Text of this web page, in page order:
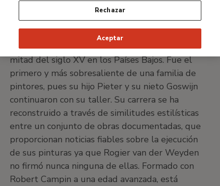
Rogier van der Weyden es, junto con Van Eyck, la
personalidad más importante de la primera
mitad del siglo XV en los Países Bajos. Fue el
primero y más sobresaliente de una familia de
pintores, pues su hijo Pieter y su nieto Goswijn
continuaron con su taller. Su carrera se ha
reconstruido a través de similitudes estilísticas
entre un conjunto de obras documentadas, que
proporcionan noticias fiables sobre la ejecución
de sus pinturas ya que Rogier van der Weyden
no firmó nunca ninguna de ellas. Formado con
Robert Campin a una edad avanzada, está
Rechazar
Aceptar